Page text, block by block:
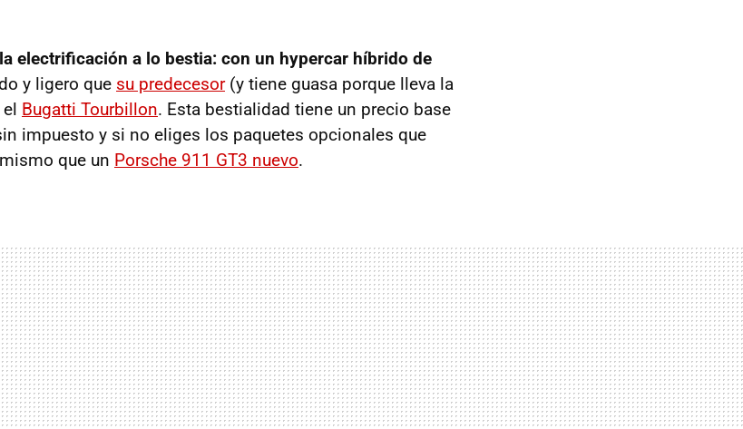
electrificación a lo bestia: con un hypercar híbrido de
y ligero que su predecesor(y tiene guasa porque lleva la
Bugatti Tourbillon. Esta bestialidad tiene un precio base
impuesto y si no eliges los paquetes opcionales que
que un Porsche 911 GT3 nuevo.